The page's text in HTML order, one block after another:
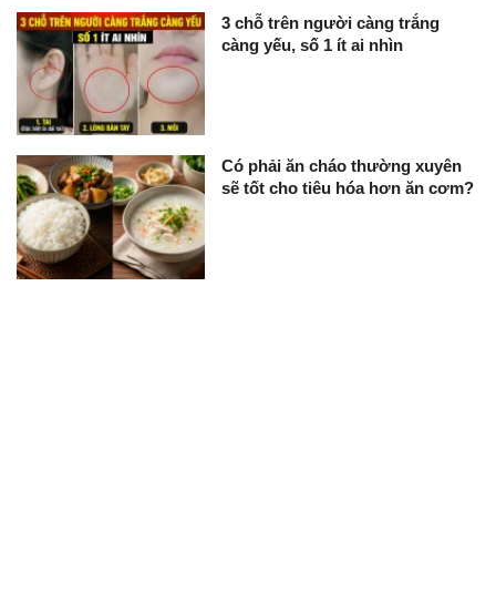
3 chỗ trên người càng trắng
càng yếu, số 1 ít ai nhìn
Có phải ăn cháo thường xuyên
sẽ tốt cho tiêu hóa hơn ăn cơm?